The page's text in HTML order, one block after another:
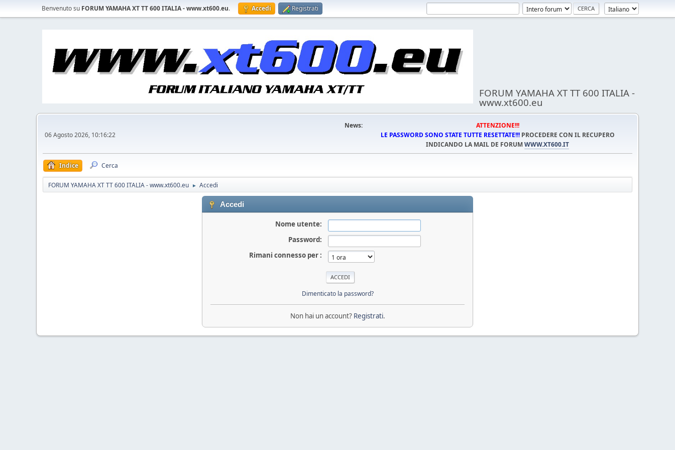
Benvenuto su FORUM YAMAHA XT TT 600 ITALIA - www.xt600.eu. Accedi Registrati
FORUM YAMAHA XT TT 600 ITALIA -
www.xt600.eu
06 Agosto 2026, 10:16:22
News:
ATTENZIONE!!!
LE PASSWORD SONO STATE TUTTE RESETTATE!!!PROCEDERE CON IL RECUPERO
INDICANDO LA MAIL DE FORUMWWW.XT600.IT
Indice Cerca
FORUM YAMAHA XT TT 600 ITALIA - www.xt600.eu ► Accedi
Accedi
Nome utente:
Password:
Rimani connesso per :
Dimenticato la password?
Non hai un account? Registrati.